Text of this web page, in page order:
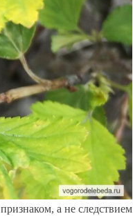
а не следствием